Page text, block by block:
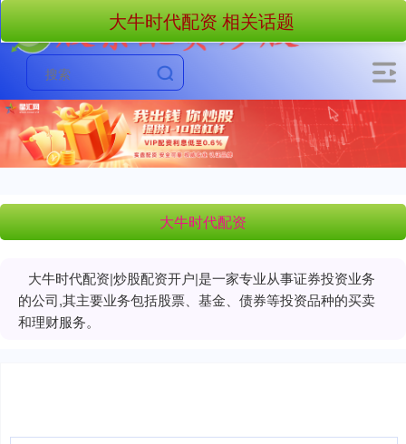
大牛时代配资
大牛时代配资|炒股配资开户|是一家专业从事证券投资业务
的公司,其主要业务包括股票、基金、债券等投资品种的买卖
和理财服务。
大牛时代配资 相关话题